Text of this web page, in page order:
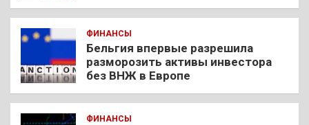
ФИНАНСЫ
Бельгия впервые разрешила
разморозить активы инвестора
без ВНЖ в Европе
ФИНАНСЫ